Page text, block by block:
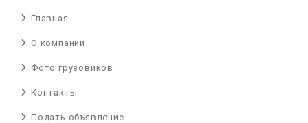
Главная
О компании
Фото грузовиков
Контакты
Подать объявление